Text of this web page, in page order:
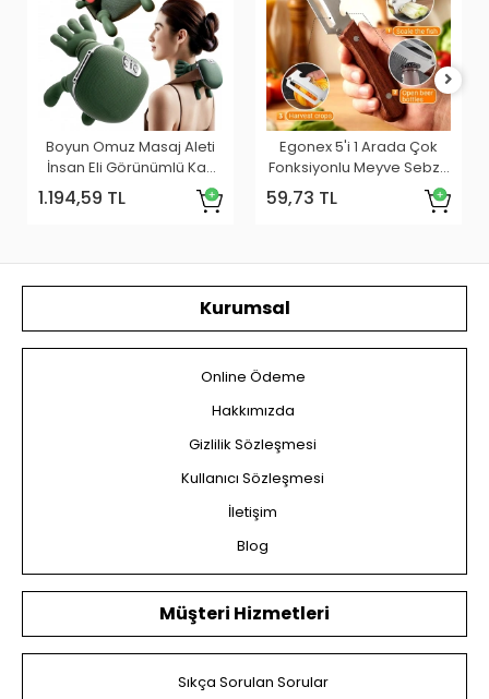
Boyun Omuz Masaj Aleti
İnsan Eli Görünümlü Kas
1.194,59 TL
Egonex 5'i 1 Arada Çok
Fonksiyonlu Meyve Sebze
Soyacağı, Jülyen
Dilimleyici Ve Şişe
59,73 TL
Kurumsal
Online Ödeme
Hakkımızda
Gizlilik Sözleşmesi
Kullanıcı Sözleşmesi
İletişim
Blog
Müşteri Hizmetleri
Sıkça Sorulan Sorular